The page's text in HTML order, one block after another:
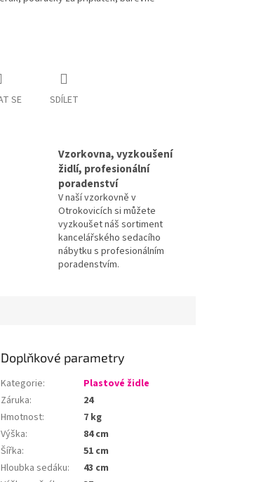
SE SDÍLET
Vzorkovna, vyzkoušení
židlí, profesionální
poradenství
V naší vzorkovně v
Otrokovicích si můžete
vyzkoušet náš sortiment
kancelářského sedacího
nábytku s profesionálním
poradenstvím.
Doplňkové parametry
Kategorie:
Plastové židle
Záruka:
24
Hmotnost:
7 kg
Výška:
84 cm
Šířka:
51 cm
Hloubka sedáku:
43 cm